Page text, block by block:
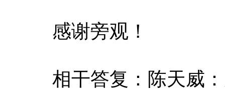
感谢旁观！
相干答复：陈天威